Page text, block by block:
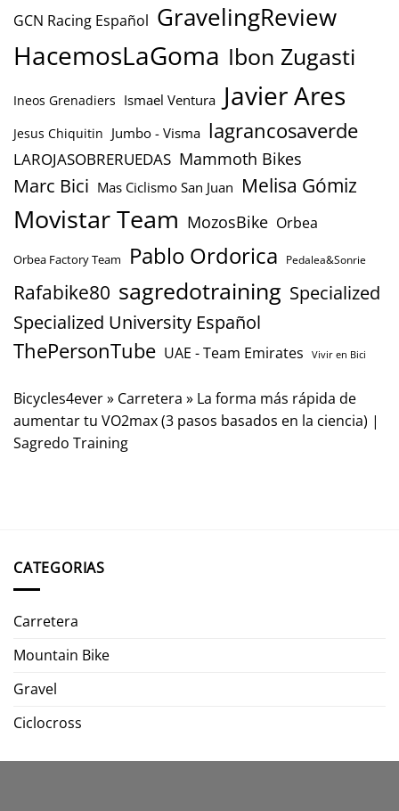
GCN Racing Español GravelingReview
HacemosLaGoma Ibon Zugasti
Ineos Grenadiers Ismael Ventura Javier Ares
Jesus Chiquitin Jumbo - Visma lagrancosaverde
LAROJASOBRERUEDAS Mammoth Bikes
Marc Bici Mas Ciclismo San Juan Melisa Gómiz
Movistar Team MozosBike Orbea
Orbea Factory Team Pablo Ordorica Pedalea&Sonrie
Rafabike80 sagredotraining Specialized
Specialized University Español
ThePersonTube UAE - Team Emirates Vivir en Bici
Bicycles4ever» Carretera » La forma más rápida de
aumentar tu VO2max (3 pasos basados en la ciencia) |
Sagredo Training
CATEGORIAS
Carretera
Mountain Bike
Gravel
Ciclocross